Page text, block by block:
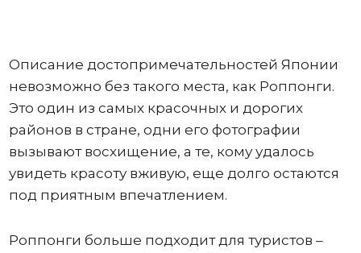
Описание достопримечательностей Японии
невозможно без такого места, как Роппонги.
Это один из самых красочных и дорогих
районов в стране, одни его фотографии
вызывают восхищение, а те, кому удалось
увидеть красоту вживую, еще долго остаются
под приятным впечатлением.
Роппонги больше подходит для туристов –